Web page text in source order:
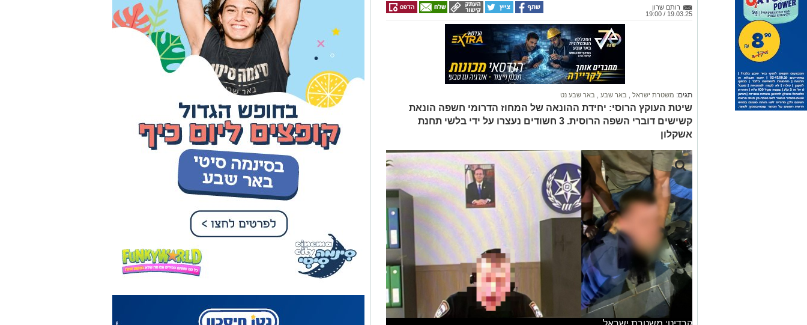
רותם שרון
19.03.25 / 19:00
תגים: משטרת ישראל באר שבע באר שבע נט
שיטת העוקץ הרוסי: יחידת ההונאה של המחוז הדרומי חשפה הונאת
קשישים דוברי השפה הרוסית. 3 חשודים נעצרו על ידי בלשי תחנת
אשקלון